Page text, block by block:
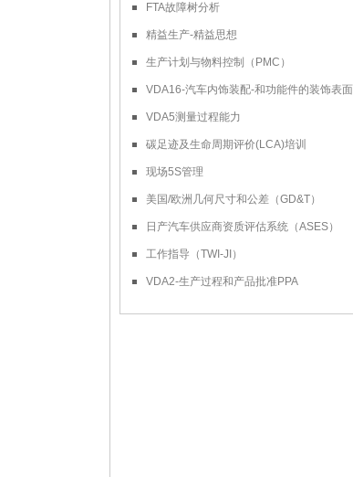
FTA故障树分析
精益生产-精益思想
生产计划与物料控制（PMC）
VDA16-汽车内饰装配-和功能件的装饰表面
VDA5测量过程能力
碳足迹及生命周期评价(LCA)培训
现场5S管理
美国/欧洲几何尺寸和公差（GD&T）
日产汽车供应商资质评估系统（ASES）
工作指导（TWI-JI）
VDA2-生产过程和产品批准PPA